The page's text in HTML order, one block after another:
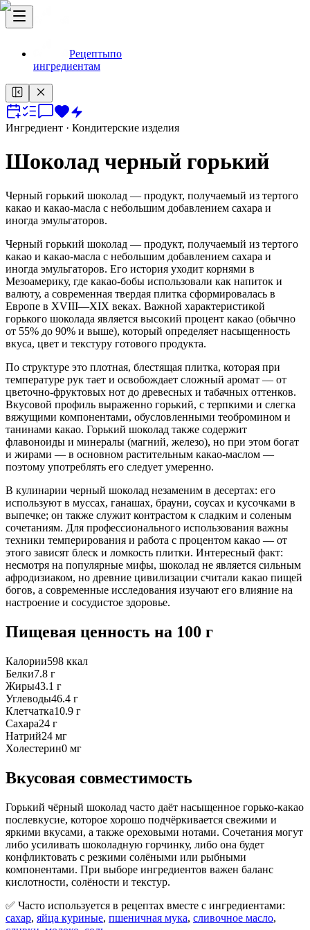
Рецептыпо
ингредиентам
Ингредиент · Кондитерские изделия
Шоколад черный горький
Черный горький шоколад — продукт, получаемый из тертого
какао и какао-масла с небольшим добавлением сахара и
иногда эмульгаторов.
Черный горький шоколад — продукт, получаемый из тертого
какао и какао-масла с небольшим добавлением сахара и
иногда эмульгаторов. Его история уходит корнями в
Мезоамерику, где какао-бобы использовали как напиток и
валюту, а современная твердая плитка сформировалась в
Европе в XVIII—XIX веках. Важной характеристикой
горького шоколада является высокий процент какао (обычно
от 55% до 90% и выше), который определяет насыщенность
вкуса, цвет и текстуру готового продукта.
По структуре это плотная, блестящая плитка, которая при
температуре рук тает и освобождает сложный аромат — от
цветочно-фруктовых нот до древесных и табачных оттенков.
Вкусовой профиль выраженно горький, с терпкими и слегка
вяжущими компонентами, обусловленными теобромином и
танинами какао. Горький шоколад также содержит
флавоноиды и минералы (магний, железо), но при этом богат
и жирами — в основном растительным какао-маслом —
поэтому употреблять его следует умеренно.
В кулинарии черный шоколад незаменим в десертах: его
используют в муссах, ганашах, брауни, соусах и кусочками в
выпечке; он также служит контрастом к сладким и соленым
сочетаниям. Для профессионального использования важны
техники темперирования и работа с процентом какао — от
этого зависят блеск и ломкость плитки. Интересный факт:
несмотря на популярные мифы, шоколад не является сильным
афродизиаком, но древние цивилизации считали какао пищей
богов, а современные исследования изучают его влияние на
настроение и сосудистое здоровье.
Пищевая ценность на 100 г
Калории598 ккал
Белки7.8 г
Жиры43.1 г
Углеводы46.4 г
Клетчатка10.9 г
Сахара24 г
Натрий24 мг
Холестерин0 мг
Вкусовая совместимость
Горький чёрный шоколад часто даёт насыщенное горько-какао
послевкусие, которое хорошо подчёркивается свежими и
яркими вкусами, а также ореховыми нотами. Сочетания могут
либо усиливать шоколадную горчинку, либо она будет
конфликтовать с резкими солёными или рыбными
компонентами. При выборе ингредиентов важен баланс
кислотности, солёности и текстур.
✅ Часто используется в рецептах вместе с ингредиентами:
сахар, яйца куриные, пшеничная мука, сливочное масло,